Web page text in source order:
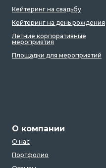
Кейтеринг на свадьбу
Кейтеринг на день рождения
Летние корпоративные
мероприятия
Площадки для мероприятий
О компании
О нас
Портфолио